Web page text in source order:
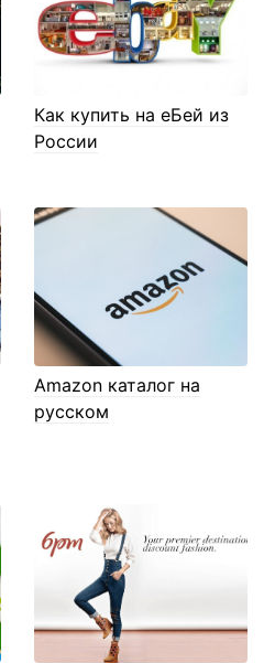
Как купить на еБей из
России
Amazon каталог на
русском